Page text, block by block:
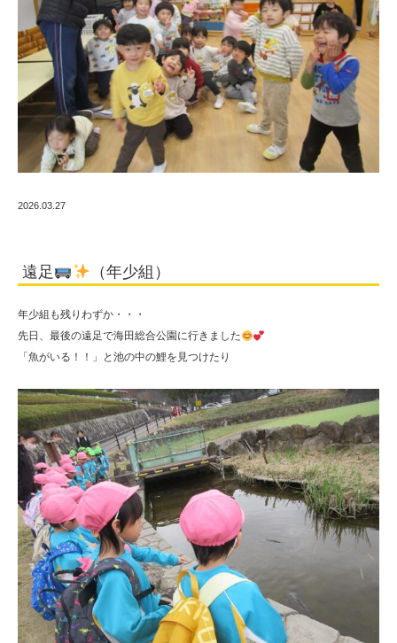
2026.03.27
遠足 （年少組）
年少組も残りわずか・・・
先日、最後の遠足で海田総合公園に行きました
「魚がいる！！」と池の中の鯉を見つけたり